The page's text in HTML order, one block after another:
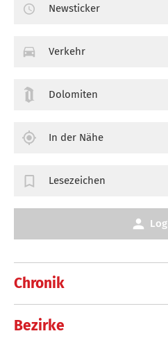
Chronik
Bezirke
Newsticker
Verkehr
Dolomiten
In der Nähe
Lesezeichen